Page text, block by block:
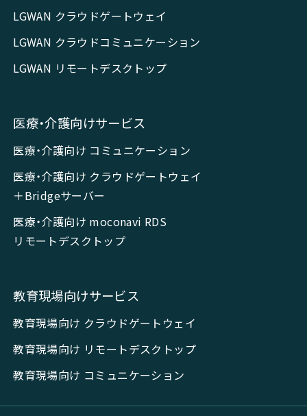
LGWAN クラウドゲートウェイ
LGWAN クラウドコミュニケーション
LGWAN リモートデスクトップ
医療・介護向けサービス
医療・介護向け コミュニケーション
医療・介護向け クラウドゲートウェイ
＋Bridgeサーバー
医療・介護向け moconavi RDS
リモートデスクトップ
教育現場向けサービス
教育現場向け クラウドゲートウェイ
教育現場向け リモートデスクトップ
教育現場向け コミュニケーション